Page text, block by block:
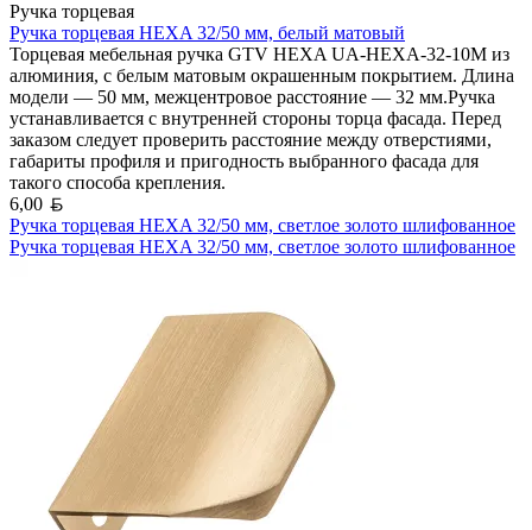
Ручка торцевая
Ручка торцевая HEXA 32/50 мм, белый матовый
Торцевая мебельная ручка GTV HEXA UA-HEXA-32-10M из
алюминия, с белым матовым окрашенным покрытием. Длина
модели — 50 мм, межцентровое расстояние — 32 мм.Ручка
устанавливается с внутренней стороны торца фасада. Перед
заказом следует проверить расстояние между отверстиями,
габариты профиля и пригодность выбранного фасада для
такого способа крепления.
6,00
Ручка торцевая HEXA 32/50 мм, светлое золото шлифованное
Ручка торцевая HEXA 32/50 мм, светлое золото шлифованное